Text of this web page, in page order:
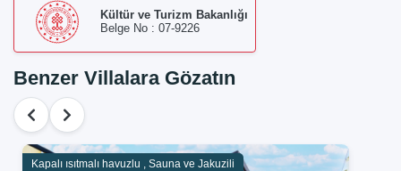
Kültür ve Turizm Bakanlığı
Belge No : 07-9226
Benzer Villalara Gözatın
Kapalı ısıtmalı havuzlu , Sauna ve Jakuzili